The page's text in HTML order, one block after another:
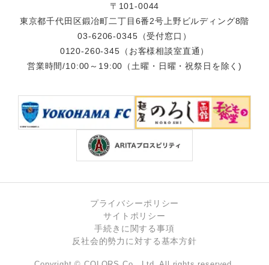
〒101-0044
東京都千代田区鍛冶町二丁目6番2号上野ビルディング8階
03-6206-0345 （受付窓口）
0120-260-345 （お客様相談室直通）
営業時間/10:00～19:00（土曜・日曜・祝祭日を除く)
プライバシーポリシー
サイトポリシー
手続きに関する事項
反社会的勢力に対する基本方針